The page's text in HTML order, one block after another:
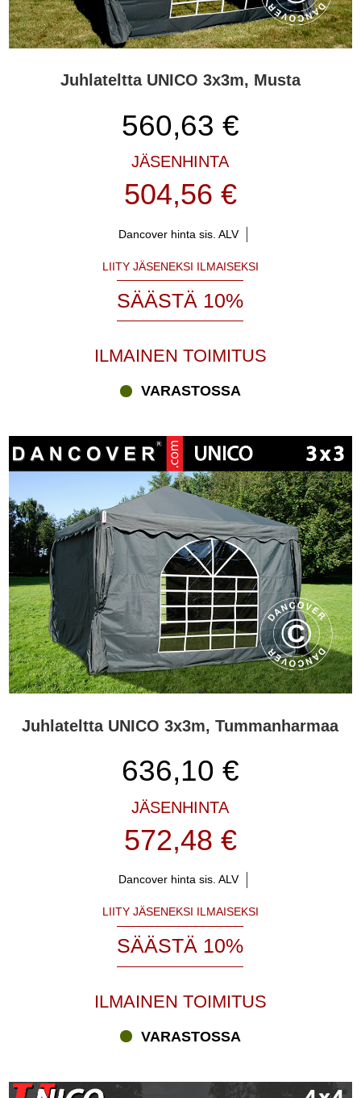
Juhlateltta UNICO 3x3m, Musta
560,63 €
JÄSENHINTA
504,56 €
Dancover hinta sis. ALV
LIITY JÄSENEKSI ILMAISEKSI
SÄÄSTÄ 10%
ILMAINEN TOIMITUS
VARASTOSSA
Juhlateltta UNICO 3x3m, Tummanharmaa
636,10 €
JÄSENHINTA
572,48 €
Dancover hinta sis. ALV
LIITY JÄSENEKSI ILMAISEKSI
SÄÄSTÄ 10%
ILMAINEN TOIMITUS
VARASTOSSA